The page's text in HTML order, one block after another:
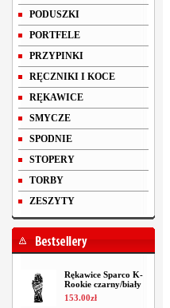
PODUSZKI
PORTFELE
PRZYPINKI
RĘCZNIKI I KOCE
RĘKAWICE
SMYCZE
SPODNIE
STOPERY
TORBY
ZESZYTY
Rękawice Sparco K-
Rookie czarny/biały
153.00zł